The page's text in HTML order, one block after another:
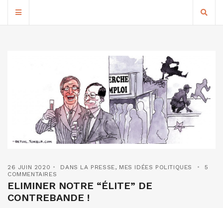
26 JUIN 2020 DANS LA PRESSE, MES IDÉES POLITIQUES
5
COMMENTAIRES
ELIMINER NOTRE “ÉLITE” DE
CONTREBANDE !